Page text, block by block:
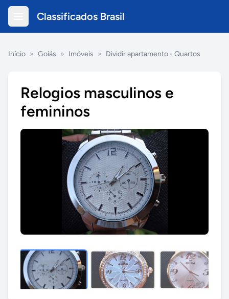
Classificados Brasil
Início » Goiás » Imóveis » Dividir apartamento - Quartos
Relogios masculinos e
femininos